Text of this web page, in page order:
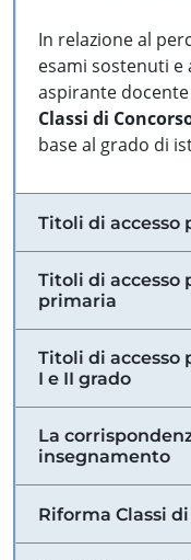
In relazione al
esami sostenuti
aspirante
Classi di
base al grado di
Titoli di accesso
Titoli di accesso
primaria
Titoli di accesso
I e II grado
La
insegnamento
Riforma Classi